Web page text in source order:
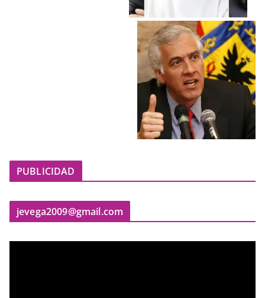
PUBLICIDAD
jevega2009@gmail.com